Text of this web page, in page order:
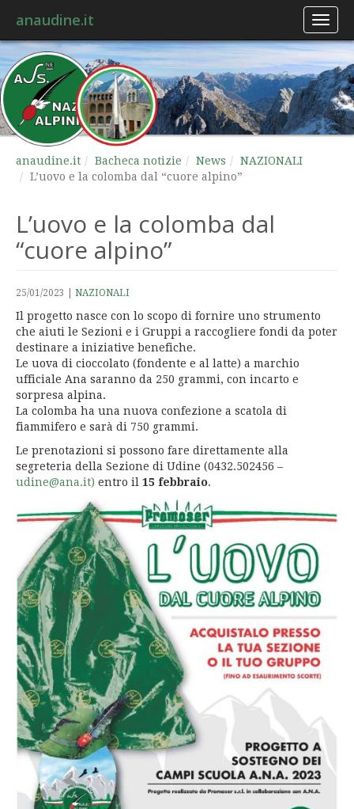
anaudine.it
anaudine.it Bacheca notizie News
NAZIONALI
L’uovo e la colomba dal “cuore alpino”
L’uovo e la colomba dal
“cuore alpino”
25/01/2023 NAZIONALI
Il progetto nasce con lo scopo di fornire uno strumento
che aiuti le Sezioni e i Gruppi a raccogliere fondi da poter
destinare a iniziative benefiche.
Le uova di cioccolato (fondente e al latte) a marchio
ufficiale Ana saranno da 250 grammi, con incarto e
sorpresa alpina.
La colomba ha una nuova confezione a scatola di
fiammifero e sarà di 750 grammi.
Le prenotazioni si possono fare direttamente alla
segreteria della Sezione di Udine (0432.502456 –
udine@ana.it) entro il 15 febbraio.